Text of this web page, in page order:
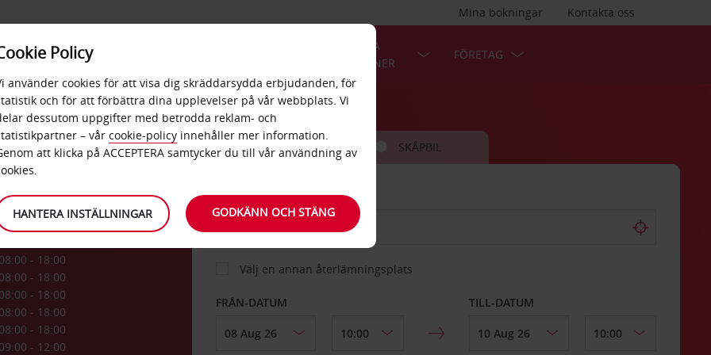
Kontakta oss
Mina bokningar
ERBJUDANDEN
POPULÄRA
DESTINATIONER
FÖRETAG
08:00 - 18:00
08:00 - 18:00
08:00 - 18:00
08:00 - 18:00
08:00 - 18:00
09:00 - 12:00
BIL SKÅPBIL
HÄMTA FRÅN
Välj en annan återlämningsplats
FRÅN-DATUM TILL-DATUM
Policy
använder cookies för att visa dig skräddarsydda erbjudanden, för
och för att förbättra dina upplevelser på vår webbplats. Vi
dessutom uppgifter med betrodda reklam- och
– vår cookie-policy innehåller mer information.
att klicka på ACCEPTERA samtycker du till vår användning av
HANTERA INSTÄLLNINGAR GODKÄNN OCH STÄNG